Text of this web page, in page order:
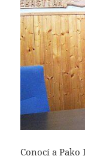
Conocí a Pako